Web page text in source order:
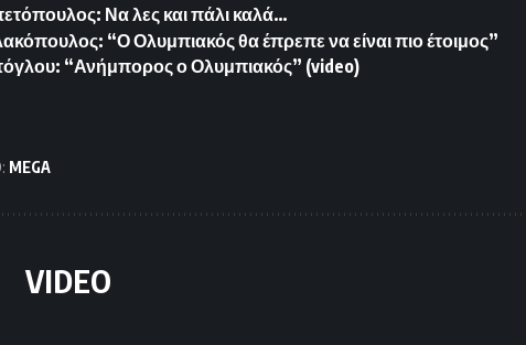
Να λες και πάλι καλά…
“Ο Ολυμπιακός θα έπρεπε να είναι πιο έτοιμος”
“Ανήμπορος ο Ολυμπιακός” (video)
MEGA
VIDEO